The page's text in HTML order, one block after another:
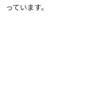
っています。